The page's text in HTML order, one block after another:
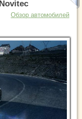
Обзор автомобилей